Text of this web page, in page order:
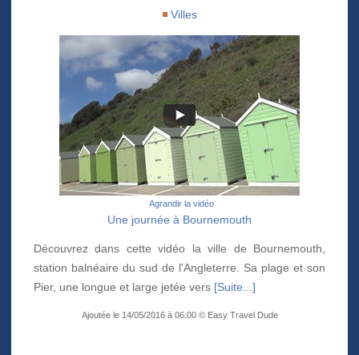
Villes
Agrandir la vidéo
Une journée à Bournemouth
Découvrez dans cette vidéo la ville de Bournemouth,
station balnéaire du sud de l'Angleterre. Sa plage et son
Pier, une longue et large jetée vers [Suite...]
Ajoutée le 14/05/2016 à 06:00 © Easy Travel Dude